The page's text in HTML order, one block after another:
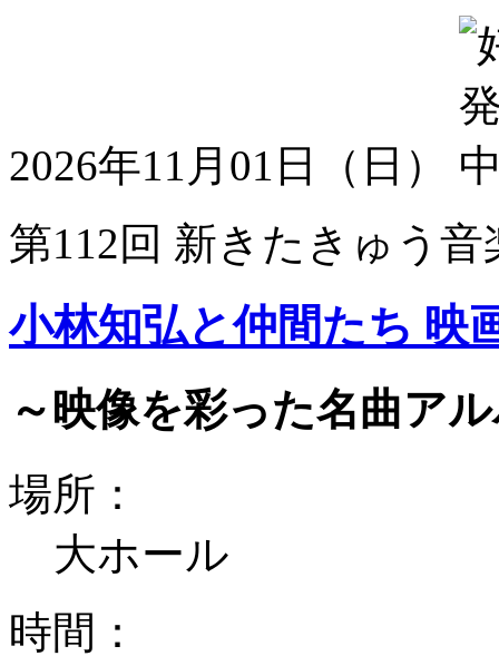
2026年11月01日（日）
第112回 新きたきゅう音
小林知弘と仲間たち 映
～映像を彩った名曲ア
場所：
大ホール
時間：